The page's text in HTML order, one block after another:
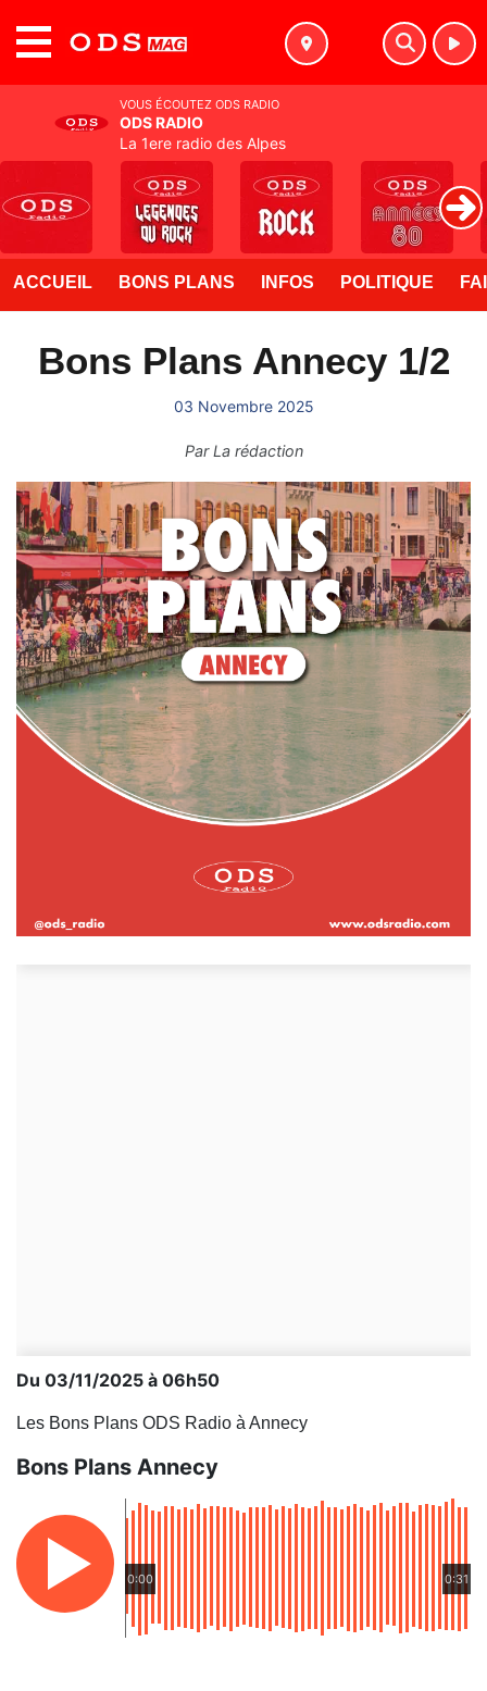
ACCUEIL BONS PLANS INFOS POLITIQUE
Bons Plans Annecy 1/2
03 Novembre 2025
ParLa rédaction
Du 03/11/2025 à 06h50
Les Bons Plans ODS Radio à Annecy
Bons Plans Annecy
0:00 0:31
VOUS ÉCOUTEZ ODS RADIO
ODS RADIO
La 1ere radio des Alpes